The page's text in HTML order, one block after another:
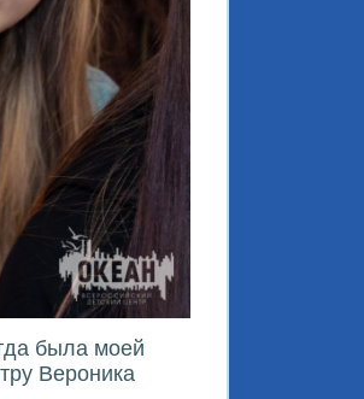
была моей
Вероника